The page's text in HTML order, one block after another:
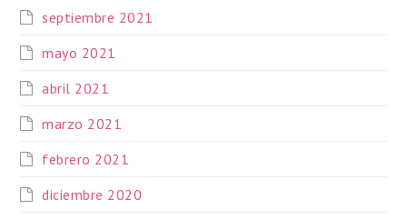
septiembre 2021
mayo 2021
abril 2021
marzo 2021
febrero 2021
diciembre 2020